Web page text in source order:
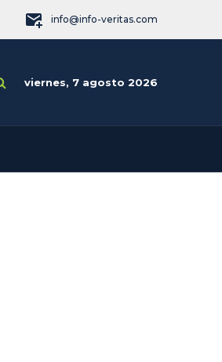
info@info-veritas.com
viernes, 7 agosto 2026